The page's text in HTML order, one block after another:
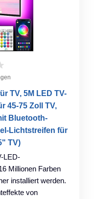
TV, 5M LED TV-
45-75 Zoll TV,
Bluetooth-
Lichtstreifen für
TV)
LED-
Millionen Farben
installiert werden.
von